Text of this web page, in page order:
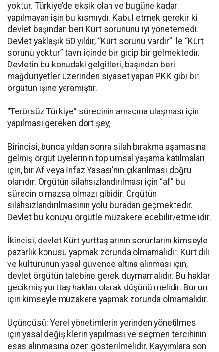
yoktur. Türkiye’de eksik olan ve bugüne kadar
yapılmayan işin bu kısmıydı. Kabul etmek gerekir ki
devlet başından beri Kürt sorununu iyi yönetemedi.
Devlet yaklaşık 50 yıldır, “Kürt sorunu vardır” ile “Kürt
sorunu yoktur” tavrı içinde bir gidip bir gelmektedir.
Devletin bu konudaki gelgitleri, başından beri
mağduriyetler üzerinden siyaset yapan PKK gibi bir
örgütün işine yaramıştır.
“Terörsüz Türkiye” sürecinin amacına ulaşması için
yapılması gereken dört şey;
Birincisi, bunca yıldan sonra silah bırakma aşamasına
gelmiş örgüt üyelerinin toplumsal yaşama katılmaları
için, bir Af veya İnfaz Yasası’nın çıkarılması doğru
olanıdır. Örgütün silahsızlandırılması için “af” bu
sürecin olmazsa olmazı gibidir. Örgütün
silahsızlandırılmasının yolu buradan geçmektedir.
Devlet bu konuyu örgütle müzakere edebilir/etmelidir.
İkincisi, devlet Kürt yurttaşlarının sorunlarını kimseyle
pazarlık konusu yapmak zorunda olmamalıdır. Kürt dili
ve kültürünün yasal güvence altına alınması için,
devlet örgütün talebine gerek duymamalıdır. Bu haklar
gecikmiş yurttaş hakları olarak düşünülmelidir. Bunun
için kimseyle müzakere yapmak zorunda olmamalıdır.
Üçüncüsü: Yerel yönetimlerin yerinden yönetilmesi
için yasal değişiklerin yapılması ve seçmen tercihinin
esas alınmasına özen gösterilmelidir. Kayyımlara son